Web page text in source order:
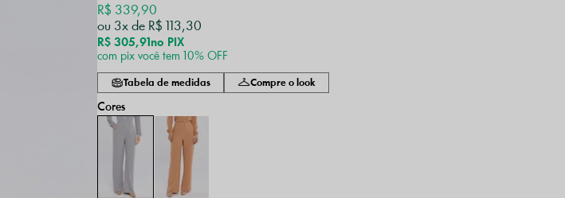
R$ 305,91no PIX
R$ 339,90
3x
R$ 113,30
com pix você tem 10% OFF
Tabela de medidas Compre o look